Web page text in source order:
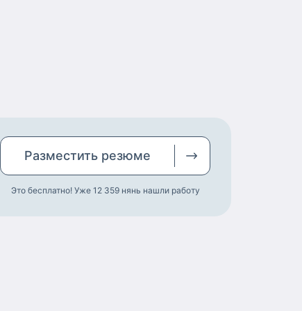
Разместить резюме
Это бесплатно! Уже 12 359 нянь нашли работу